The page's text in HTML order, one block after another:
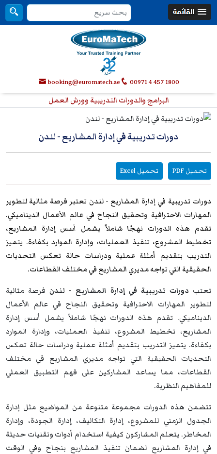
00971 4 457 1800
booking@euromatech.ae
البرامج والدورات التدريبية وورش العمل
دورات تدريبية في إدارة المشاريع - لندن
تحميل PDF تحميل Excel
دورات تدريبية في إدارة المشاريع - لندن تعتبر فرصة مثالية لتطوير
المهارات الاحترافية وتحقيق النجاح في عالم الأعمال الديناميكي.
تقدم هذه الدورات نهجًا شاملاً يشمل أسس إدارة المشاريع،
تخطيط المشروع، تنفيذ العمليات، وإدارة الموارد بكفاءة. يتميز
التدريب بتقديم أمثلة عملية ودراسات حالة تعكس التحديات
الحقيقية التي تواجه مديري المشاريع في مختلف القطاعات.
تعتب دورات تدريبية في إدارة المشاريع - لندنفرصة مثالية
لتطوير المهارات الاحترافية وتحقيق النجاح في عالم الأعمال
الديناميكي. تقدم هذه الدورات نهجًا شاملاً يشمل أسس إدارة
المشاريع، تخطيط المشروع، تنفيذ العمليات، وإدارة الموارد
بكفاءة. يتميز التدريب بتقديم أمثلة عملية ودراسات حالة تعكس
التحديات الحقيقية التي تواجه مديري المشاريع في مختلف
القطاعات، مما يساعد المشاركين على فهم التطبيق العملي
للمفاهيم النظرية.
تتضمن هذه الدورات مجموعة متنوعة من المواضيع مثل إدارة
الجدول الزمني للمشروع، إدارة التكاليف، إدارة الجودة، وإدارة
المخاطر. يتعلم المشاركون كيفية استخدام أدوات وتقنيات حديثة
في إدارة المشاريع لضمان تنفيذ المشاريع بنجاح وفي الوقت